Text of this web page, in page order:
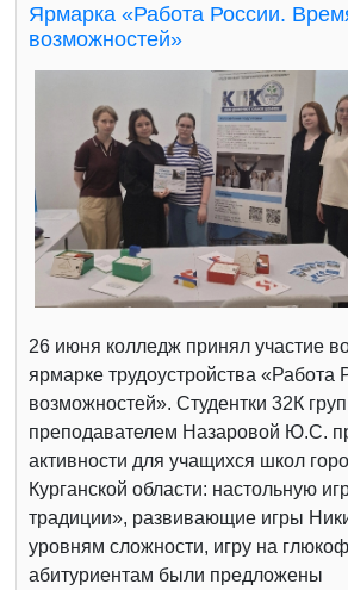
Ярмарка «Работа России.
возможностей»
26 июня колледж принял участие
ярмарке трудоустройства «Работа
возможностей». Студентки 32К
преподавателем Назаровой Ю.С.
активности для учащихся школ
Курганской области: настольную
традиции», развивающие игры
уровням сложности, игру на
абитуриентам были предложены